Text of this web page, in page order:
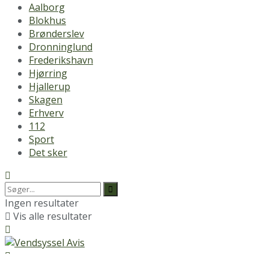
Aalborg
Blokhus
Brønderslev
Dronninglund
Frederikshavn
Hjørring
Hjallerup
Skagen
Erhverv
112
Sport
Det sker
Ingen resultater
Vis alle resultater